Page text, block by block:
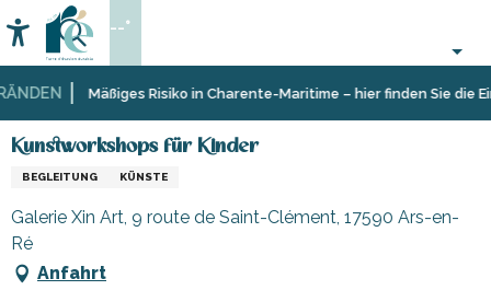
au
contenu
principal
Mäßiges Risiko in Charente-Maritime – hier finden Sie die
Accessibilité
Suche
--°
Startseite
Organisieren
Aktivitäten
und
Kunstworkshops für Kinder
Kunstworkshops für Kinder
BEGLEITUNG KÜNSTE
Galerie Xin Art, 9 route de Saint-Clément, 17590 Ars-en-
Ré
Anfahrt